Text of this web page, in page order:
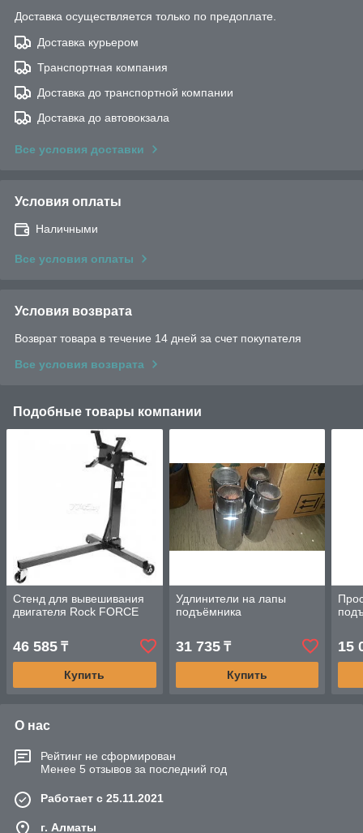
Доставка осуществляется только по предоплате.
Доставка курьером
Транспортная компания
Доставка до транспортной компании
Доставка до автовокзала
Все условия доставки
Условия оплаты
Наличными
Все условия оплаты
Условия возврата
Возврат товара в течение 14 дней за счет покупателя
Все условия возврата
Подобные товары компании
Стенд для вывешивания
двигателя Rock FORCE
46 585 ₸
Купить
Удлинители на лапы
подъёмника
31 735₸
Купить
15
О нас
Рейтинг не сформирован
Менее 5 отзывов за последний год
Работает с 25.11.2021
г. Алматы